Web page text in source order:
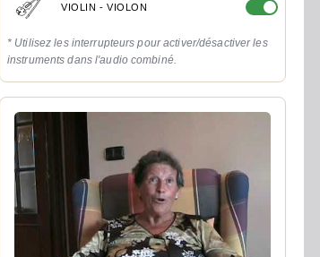
VIOLIN - VIOLON
* Utilisez les interrupteurs pour activer/désactiver les
instruments dans l'audio combiné.